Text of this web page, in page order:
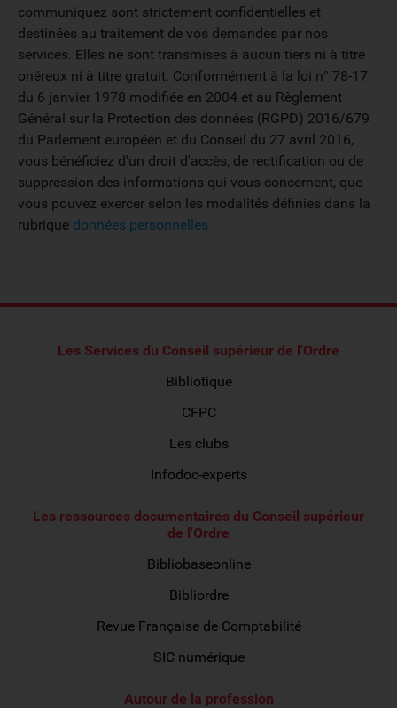
communiquez sont strictement confidentielles et
destinées au traitement de vos demandes par nos
services. Elles ne sont transmises à aucun tiers ni à titre
onéreux ni à titre gratuit. Conformément à la loi n° 78-17
du 6 janvier 1978 modifiée en 2004 et au Règlement
Général sur la Protection des données (RGPD) 2016/679
du Parlement européen et du Conseil du 27 avril 2016,
vous bénéficiez d'un droit d'accès, de rectification ou de
suppression des informations qui vous concernent, que
vous pouvez exercer selon les modalités définies dans la
rubrique données personnelles
Les Services du Conseil supérieur de l'Ordre
Bibliotique
CFPC
Les clubs
Infodoc-experts
Les ressources documentaires du Conseil supérieur
de l'Ordre
Bibliobaseonline
Bibliordre
Revue Française de Comptabilité
SIC numérique
Autour de la profession